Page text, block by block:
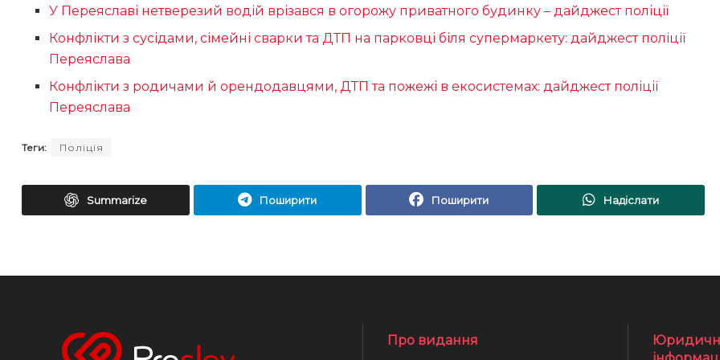
У Переяславі нетверезий водій врізався в огорожу приватного будинку – дайджест поліції
Конфлікти з сусідами, сімейні сварки та ДТП на парковці біля супермаркету: дайджест поліції
Переяслава
Конфлікти з родичами й орендодавцями, ДТП та пожежі в екосистемах: дайджест поліції
Переяслава
Теги: Поліція
Summarize Поширити Поширити Надіслати
Про видання